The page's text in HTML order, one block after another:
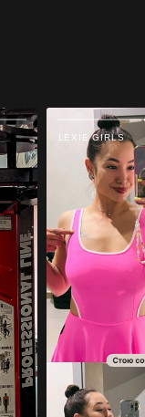
LEXIE GIRLS